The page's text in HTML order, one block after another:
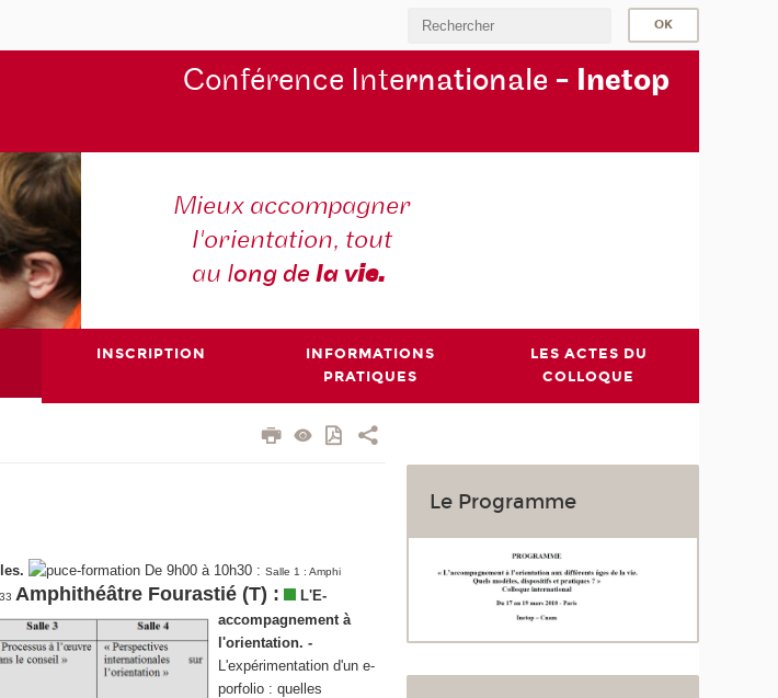
Conférence Internationale - Inetop
Mieux accompagner
l'orientation, tout
au long dela vie.
INSCRIPTION
INFORMATIONS
PRATIQUES
LES ACTES DU
COLLOQUE
De 9h00 à 10h30 :Salle 1 : Amphi
Amphithéâtre Fourastié (T) :
L'E-
accompagnement à
l'orientation. -
L'expérimentation d'un e-
porfolio : quelles
Le Programme